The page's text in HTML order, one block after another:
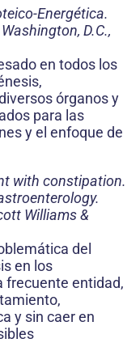
Energética.
D.C.,
en todos los
órganos y
para las
y el enfoque de
with constipation.
Williams &
del
en los
frecuente entidad,
y sin caer en